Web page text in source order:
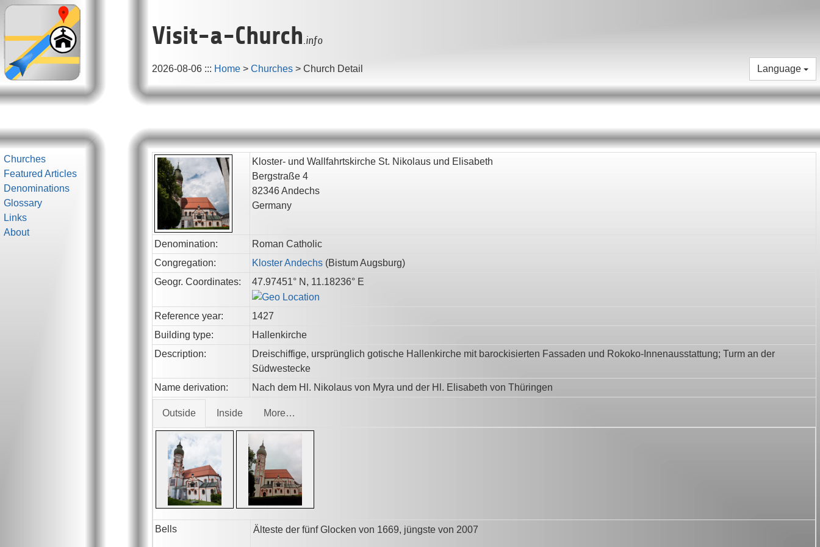
Visit-a-Church.info
2026-08-06 ::: Home > Churches > Church Detail Language
Churches
Featured Articles
Denominations
Glossary
Links
About
Kloster- und Wallfahrtskirche St. Nikolaus und Elisabeth
Bergstraße 4
82346Andechs
Germany
Denomination:
Roman Catholic
Congregation:
Kloster Andechs (Bistum Augsburg)
Geogr. Coordinates:
47.97451° N, 11.18236° E
Reference year:
1427
Building type:
Hallenkirche
Description:
Dreischiffige, ursprünglich gotische Hallenkirche mit barockisierten Fassaden und Rokoko-Innenausstattung; Turm an der
Südwestecke
Name derivation:
Nach dem Hl. Nikolaus von Myra und der Hl. Elisabeth von Thüringen
Outside Inside More…
Bells Älteste der fünf Glocken von 1669, jüngste von 2007